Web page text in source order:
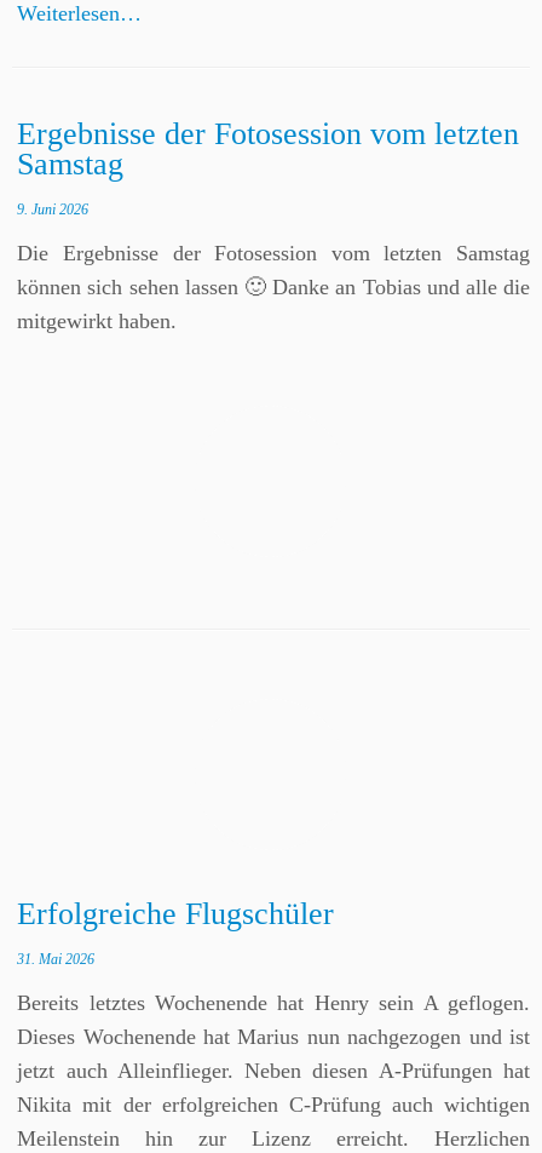
Weiterlesen…
Ergebnisse der Fotosession vom letzten
Samstag
9. Juni 2026
Die Ergebnisse der Fotosession vom letzten Samstag
können sich sehen lassen 🙂 Danke an Tobias und alle die
mitgewirkt haben.
Erfolgreiche Flugschüler
31. Mai 2026
Bereits letztes Wochenende hat Henry sein A geflogen.
Dieses Wochenende hat Marius nun nachgezogen und ist
jetzt auch Alleinflieger. Neben diesen A-Prüfungen hat
Nikita mit der erfolgreichen C-Prüfung auch wichtigen
Meilenstein hin zur Lizenz erreicht. Herzlichen